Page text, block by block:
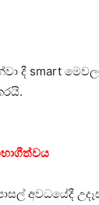
දී smart
අවධයේදී